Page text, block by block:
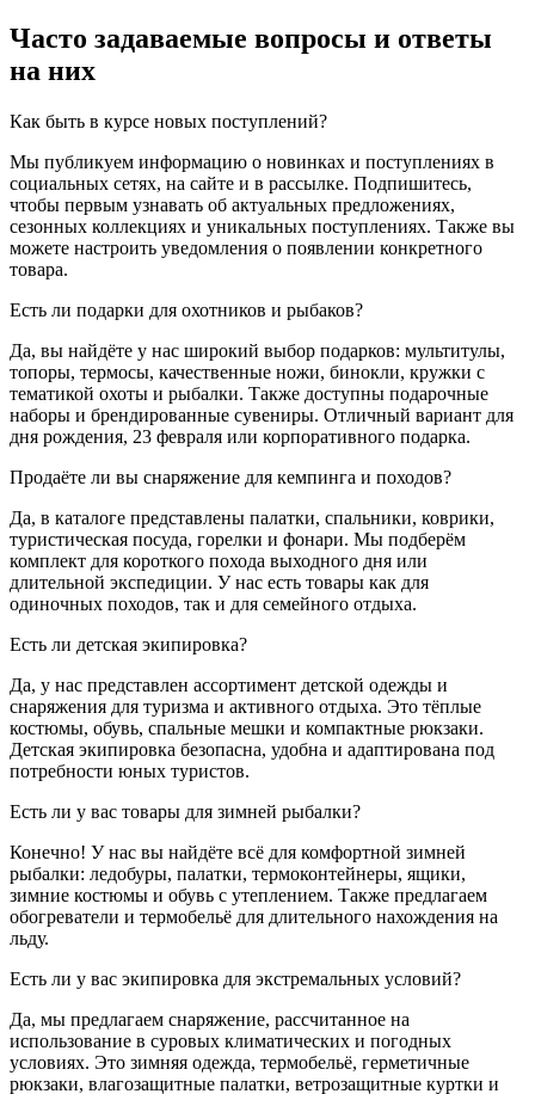
Часто задаваемые вопросы и ответы
на них
Как быть в курсе новых поступлений?
Мы публикуем информацию о новинках и поступлениях в
социальных сетях, на сайте и в рассылке. Подпишитесь,
чтобы первым узнавать об актуальных предложениях,
сезонных коллекциях и уникальных поступлениях. Также вы
можете настроить уведомления о появлении конкретного
товара.
Есть ли подарки для охотников и рыбаков?
Да, вы найдёте у нас широкий выбор подарков: мультитулы,
топоры, термосы, качественные ножи, бинокли, кружки с
тематикой охоты и рыбалки. Также доступны подарочные
наборы и брендированные сувениры. Отличный вариант для
дня рождения, 23 февраля или корпоративного подарка.
Продаёте ли вы снаряжение для кемпинга и походов?
Да, в каталоге представлены палатки, спальники, коврики,
туристическая посуда, горелки и фонари. Мы подберём
комплект для короткого похода выходного дня или
длительной экспедиции. У нас есть товары как для
одиночных походов, так и для семейного отдыха.
Есть ли детская экипировка?
Да, у нас представлен ассортимент детской одежды и
снаряжения для туризма и активного отдыха. Это тёплые
костюмы, обувь, спальные мешки и компактные рюкзаки.
Детская экипировка безопасна, удобна и адаптирована под
потребности юных туристов.
Есть ли у вас товары для зимней рыбалки?
Конечно! У нас вы найдёте всё для комфортной зимней
рыбалки: ледобуры, палатки, термоконтейнеры, ящики,
зимние костюмы и обувь с утеплением. Также предлагаем
обогреватели и термобельё для длительного нахождения на
льду.
Есть ли у вас экипировка для экстремальных условий?
Да, мы предлагаем снаряжение, рассчитанное на
использование в суровых климатических и погодных
условиях. Это зимняя одежда, термобельё, герметичные
рюкзаки, влагозащитные палатки, ветрозащитные куртки и